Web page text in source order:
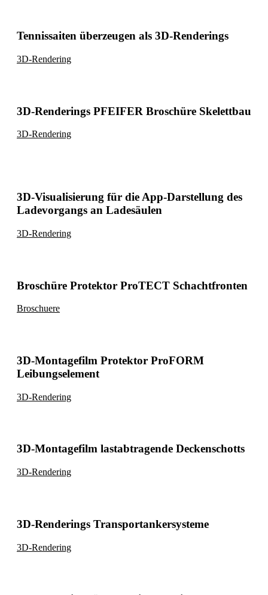
Tennissaiten überzeugen als 3D-Renderings
3D-Rendering
3D-Renderings PFEIFER Broschüre Skelettbau
3D-Rendering
3D-Visualisierung für die App-Darstellung des
Ladevorgangs an Ladesäulen
3D-Rendering
Broschüre Protektor ProTECT Schachtfronten
Broschuere
3D-Montagefilm Protektor ProFORM
Leibungselement
3D-Rendering
3D-Montagefilm lastabtragende Deckenschotts
3D-Rendering
3D-Renderings Transportankersysteme
3D-Rendering